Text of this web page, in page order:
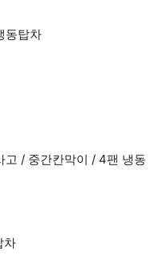
동탑차
고 / 중간칸막이 / 4팬 냉동
차